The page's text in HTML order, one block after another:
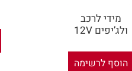
מידי לרכב
ולג’יפים 12V
הוסף לרשימה